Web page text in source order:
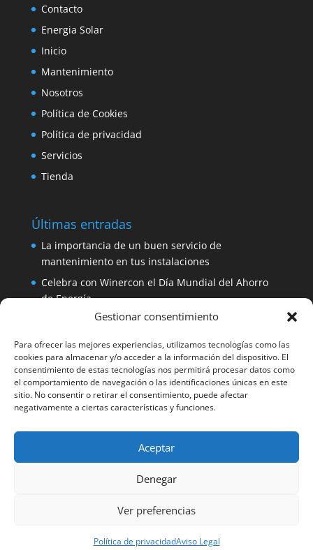
Gestionar consentimiento
Para ofrecer las mejores experiencias, utilizamos tecnologías como las
cookies para almacenar y/o acceder a la información del dispositivo. El
consentimiento de estas tecnologías nos permitirá procesar datos como
el comportamiento de navegación o las identificaciones únicas en este
sitio. No consentir o retirar el consentimiento, puede afectar
negativamente a ciertas características y funciones.
Aceptar
Denegar
Ver preferencias
Política de privacidadAviso Legal
Contacto
Energia Solar
Inicio
Mantenimiento
Nosotros
Política de Cookies
Política de privacidad
Servicios
Tienda
Últimas entradas
La importancia de un buen servicio de
mantenimiento en tus instalaciones
Celebra con Winercon el Día Mundial del Ahorro
de Energía
Placa solar 330W 24V Amerisolar por sólo 137
iDialog: protege tus equipos con un SAI de fácil
instalación
Aerogenerador 1500W de Winercon: perfecto para
pequeñas viviendas